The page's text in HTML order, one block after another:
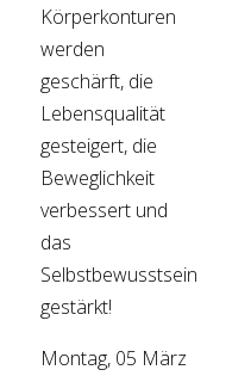
Körperkonturen
werden
geschärft, die
Lebensqualität
gesteigert, die
Beweglichkeit
verbessert und
das
Selbstbewusstsein
gestärkt!
Montag, 05 März